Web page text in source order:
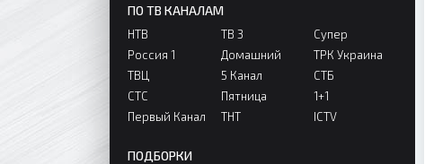
ПО ТВ КАНАЛАМ
НТВ
Россия 1
ТВЦ
СТС
Первый Канал
ТВ 3
Домашний
5 Канал
Пятница
ТНТ
Супер
ТРК Украина
СТБ
1+1
ICTV
ПОДБОРКИ